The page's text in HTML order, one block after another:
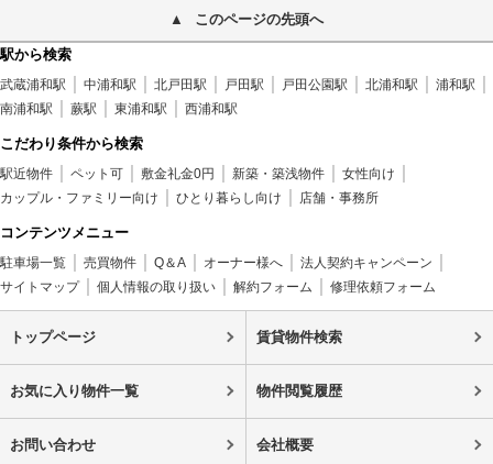
このページの先頭へ
駅から検索
武蔵浦和駅 中浦和駅 北戸田駅 戸田駅 戸田公園駅 北浦和駅
浦和駅
南浦和駅
蕨駅 東浦和駅 西浦和駅
こだわり条件から検索
駅近物件 ペット可 敷金礼金0円 新築・築浅物件
女性向け
カップル・ファミリー向け
ひとり暮らし向け 店舗・事務所
コンテンツメニュー
駐車場一覧 売買物件 Q＆A オーナー様へ
法人契約キャンペーン
サイトマップ
個人情報の取り扱い 解約フォーム 修理依頼フォーム
トップページ 賃貸物件検索
お気に入り物件一覧 物件閲覧履歴
お問い合わせ 会社概要